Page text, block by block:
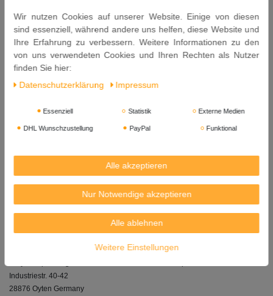
Gewürze (Koriandersamen, Kreuzkümmelpulver)
Allergene: Koriandersamen, Kreuzkümmelpulver.
Mindestens Haltbar bis: 19. 02. 2027
Exporteur:
THAI WORLD IMPORT & EXPORT CO. LTD.
BANGKHOLAEM, BANGKOK 10120 THAILAND
Importeur: LIM & CO GMBH, Lahnstraße 27, 45478 Mülheim an der Ruhr
Industriestr. 40-42
28876 Oyten Germany
Wir nutzen Cookies auf unserer Website. Einige von diesen
sind essenziell, während andere uns helfen, diese Website und
Ihre Erfahrung zu verbessern. Weitere Informationen zu den
von uns verwendeten Cookies und Ihren Rechten als Nutzer
finden Sie hier:
Daten­schutz­erklärung
Impressum
Essenziell Statistik Externe Medien
DHL Wunschzustellung PayPal Funktional
Alle akzeptieren
Nur Notwendige akzeptieren
Alle ablehnen
Weitere Einstellungen